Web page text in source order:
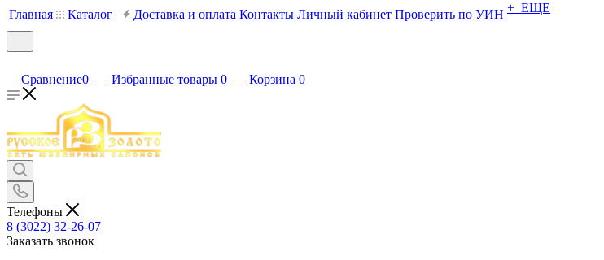
Главная Каталог Доставка и оплата Контакты Личный кабинет Проверить по УИН + ЕЩЕ
Сравнение0 Избранные товары 0 Корзина 0
Телефоны
8 (3022) 32-26-07
Заказать звонок